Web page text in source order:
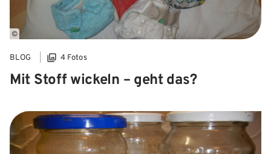
©
BLOG 4 Fotos
Mit Stoff wickeln – geht das?